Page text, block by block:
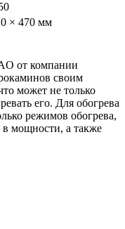
× 470 мм
от компании
своим
может не только
его. Для обогрева
режимов обогрева,
в мощности, а также